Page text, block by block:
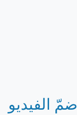
ضمّ الفيديو